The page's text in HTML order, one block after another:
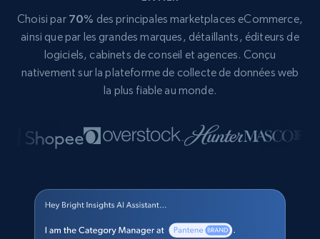
Choisi par 70% des principales marketplaces eCommerce,
ainsi que par les grandes marques, détaillants, éditeurs de
logiciels, cabinets de conseil et agences. Conçu
nativement sur la plateforme de collecte de données web
la plus fiable au monde.